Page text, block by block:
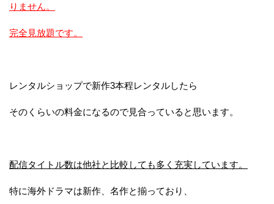
りません。
完全見放題です。
レンタルショップで新作3本程レンタルしたら
そのくらいの料金になるので見合っていると思います。
配信タイトル数は他社と比較しても多く充実しています。
特に海外ドラマは新作、名作と揃っており、